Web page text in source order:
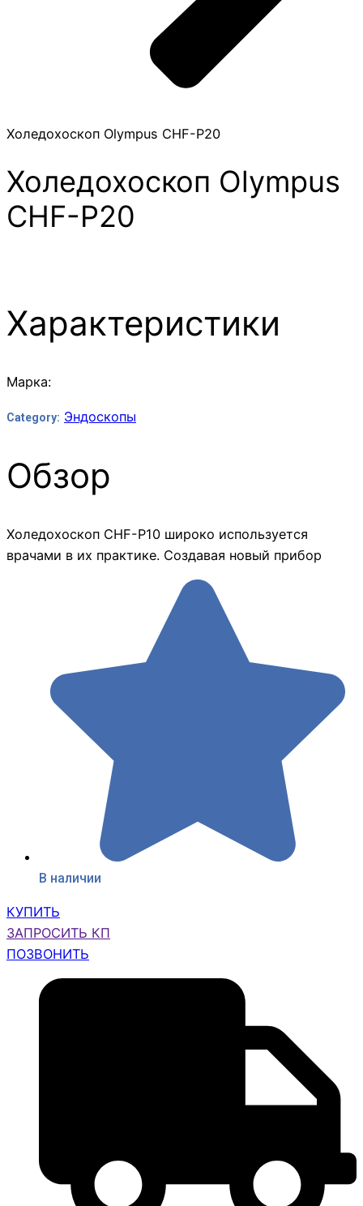
Холедохоскоп Olympus CHF-P20
Холедохоскоп Olympus
CHF-P20
Характеристики
Марка:
Category: Эндоскопы
Обзор
Холедохоскоп CHF-Р10 широко используется
врачами в их практике. Создавая новый прибор
В наличии
КУПИТЬ
ЗАПРОСИТЬ КП
ПОЗВОНИТЬ